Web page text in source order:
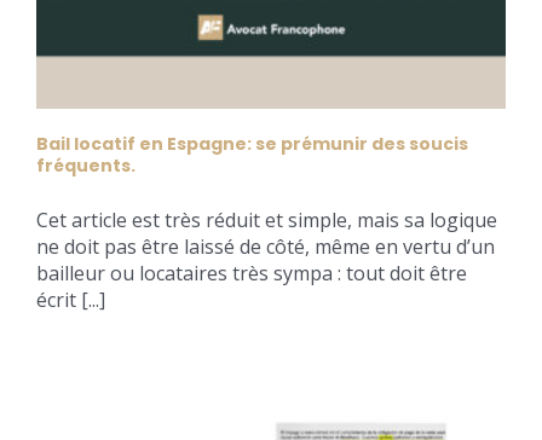
Bail locatif en Espagne: se prémunir des soucis
fréquents.
Cet article est très réduit et simple, mais sa logique
ne doit pas être laissé de côté, même en vertu d’un
bailleur ou locataires très sympa : tout doit être
écrit [...]